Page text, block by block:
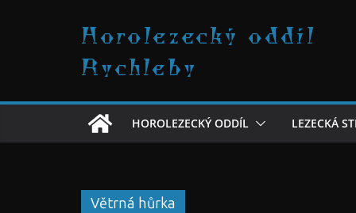
Horolezecký oddíl
Rychleby
HOROLEZECKÝ ODDÍL LEZECKÁ
Větrná hůrka